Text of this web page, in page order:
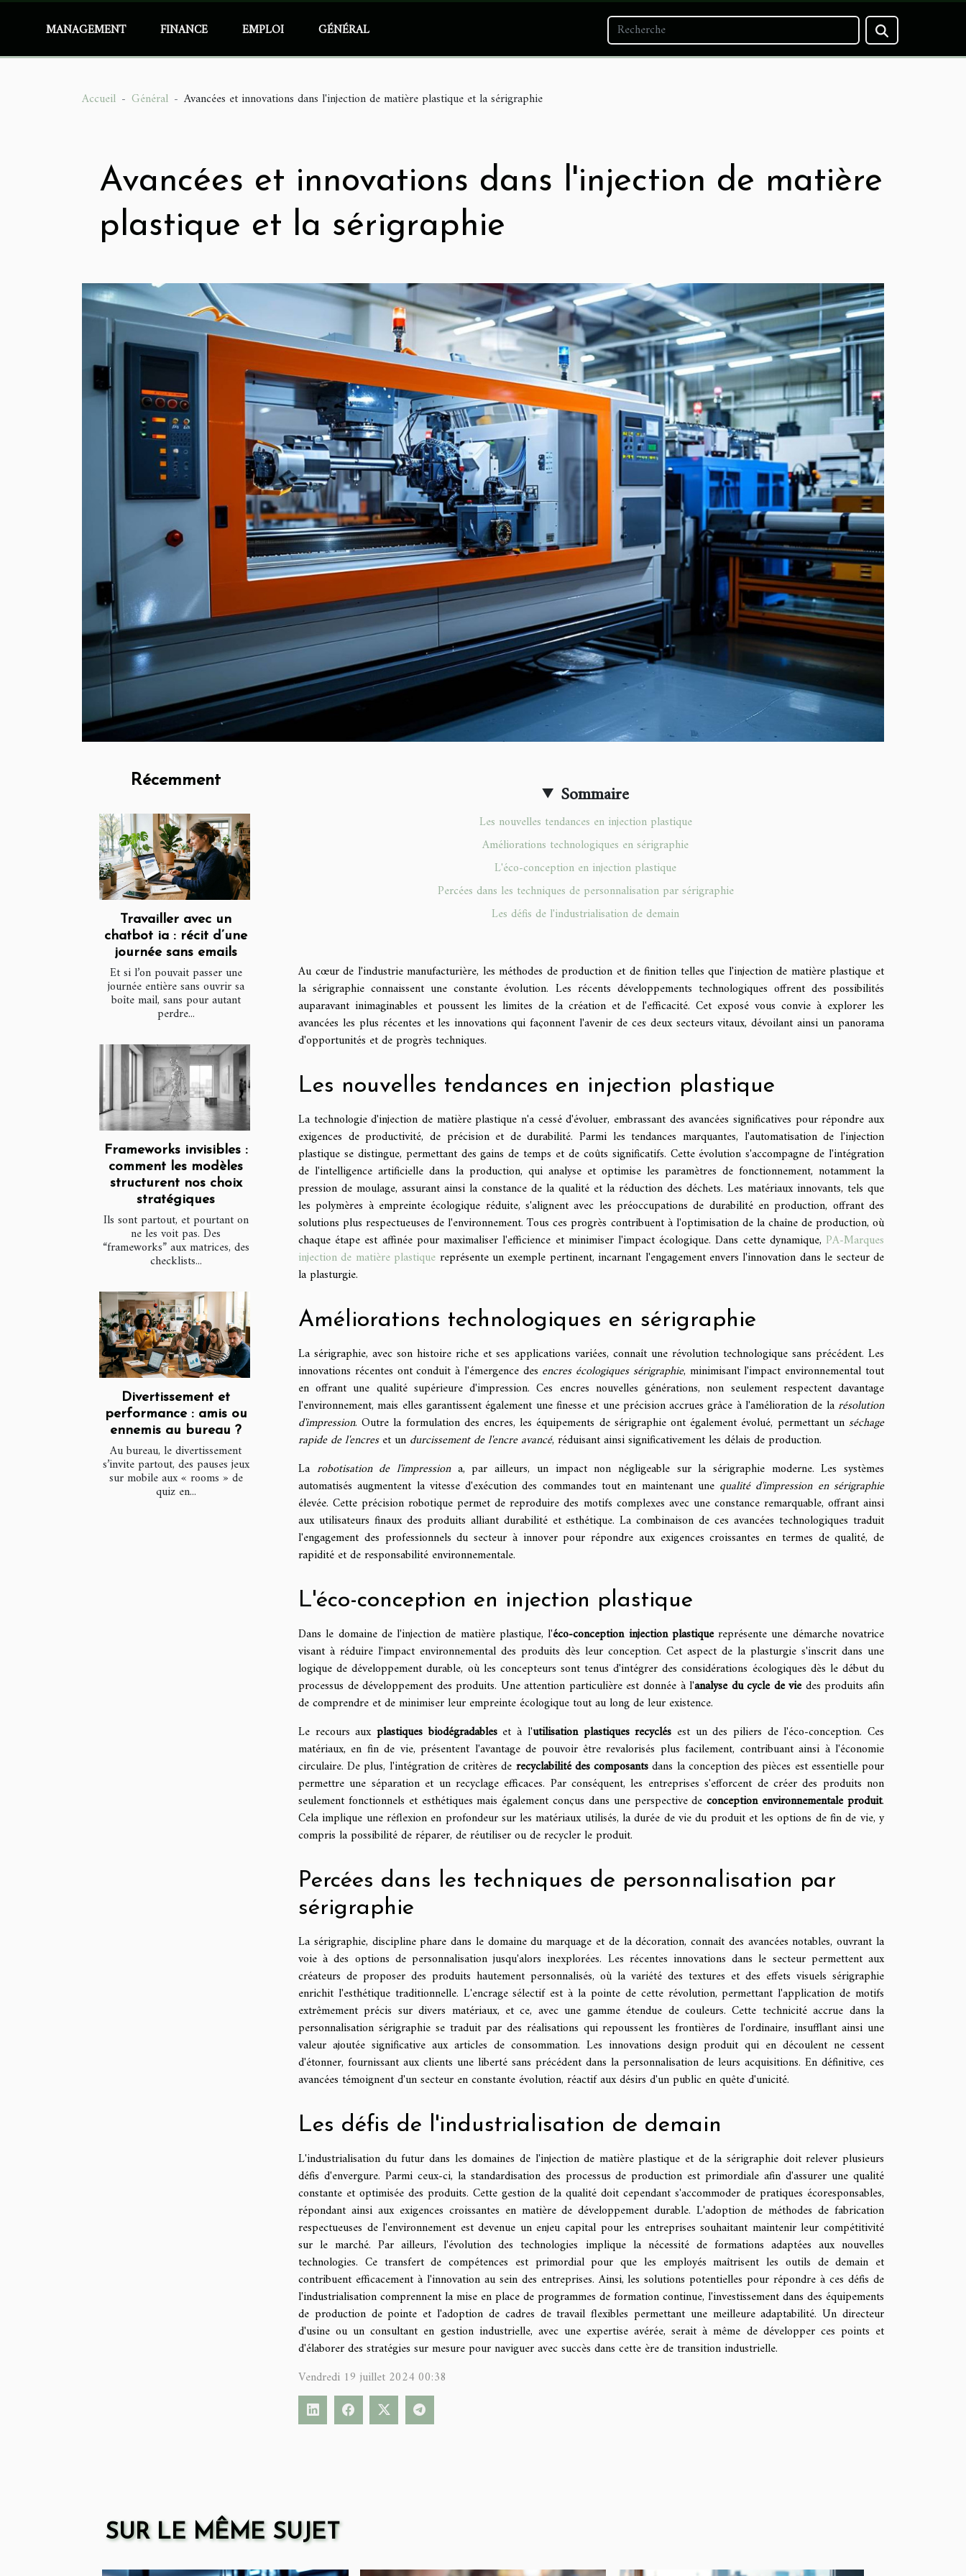
MANAGEMENT FINANCE EMPLOI GÉNÉRAL
Accueil Général Avancées et innovations dans l'injection de matière plastique et la sérigraphie
Avancées et innovations dans l'injection de matière
plastique et la sérigraphie
Récemment
Travailler avec un
chatbot ia : récit d’une
journée sans emails
Et si l’on pouvait passer une
journée entière sans ouvrir sa
boîte mail, sans pour autant
perdre...
Frameworks invisibles :
comment les modèles
structurent nos choix
stratégiques
Ils sont partout, et pourtant on
ne les voit pas. Des
“frameworks” aux matrices, des
checklists...
Divertissement et
performance : amis ou
ennemis au bureau ?
Au bureau, le divertissement
s’invite partout, des pauses jeux
sur mobile aux « rooms » de
quiz en...
Sommaire
Les nouvelles tendances en injection plastique
Améliorations technologiques en sérigraphie
L'éco-conception en injection plastique
Percées dans les techniques de personnalisation par sérigraphie
Les défis de l'industrialisation de demain
Au cœur de l'industrie manufacturière, les méthodes de production et de finition telles que l'injection de matière plastique et
la sérigraphie connaissent une constante évolution. Les récents développements technologiques offrent des possibilités
auparavant inimaginables et poussent les limites de la création et de l'efficacité. Cet exposé vous convie à explorer les
avancées les plus récentes et les innovations qui façonnent l'avenir de ces deux secteurs vitaux, dévoilant ainsi un panorama
d'opportunités et de progrès techniques.
Les nouvelles tendances en injection plastique
La technologie d'injection de matière plastique n'a cessé d'évoluer, embrassant des avancées significatives pour répondre aux
exigences de productivité, de précision et de durabilité. Parmi les tendances marquantes, l'automatisation de l'injection
plastique se distingue, permettant des gains de temps et de coûts significatifs. Cette évolution s'accompagne de l'intégration
de l'intelligence artificielle dans la production, qui analyse et optimise les paramètres de fonctionnement, notamment la
pression de moulage, assurant ainsi la constance de la qualité et la réduction des déchets. Les matériaux innovants, tels que
les polymères à empreinte écologique réduite, s'alignent avec les préoccupations de durabilité en production, offrant des
solutions plus respectueuses de l'environnement. Tous ces progrès contribuent à l'optimisation de la chaîne de production, où
chaque étape est affinée pour maximaliser l'efficience et minimiser l'impact écologique. Dans cette dynamique, PA-Marques
injection de matière plastique représente un exemple pertinent, incarnant l'engagement envers l'innovation dans le secteur de
la plasturgie.
Améliorations technologiques en sérigraphie
La sérigraphie, avec son histoire riche et ses applications variées, connaît une révolution technologique sans précédent. Les
innovations récentes ont conduit à l'émergence des encres écologiques sérigraphie, minimisant l'impact environnemental tout
en offrant une qualité supérieure d'impression. Ces encres nouvelles générations, non seulement respectent davantage
l'environnement, mais elles garantissent également une finesse et une précision accrues grâce à l'amélioration de larésolution
d'impression. Outre la formulation des encres, les équipements de sérigraphie ont également évolué, permettant un séchage
rapide de l'encreset un durcissement de l'encre avancé, réduisant ainsi significativement les délais de production.
La robotisation de l'impressiona, par ailleurs, un impact non négligeable sur la sérigraphie moderne. Les systèmes
automatisés augmentent la vitesse d'exécution des commandes tout en maintenant une qualité d'impression en sérigraphie
élevée. Cette précision robotique permet de reproduire des motifs complexes avec une constance remarquable, offrant ainsi
aux utilisateurs finaux des produits alliant durabilité et esthétique. La combinaison de ces avancées technologiques traduit
l'engagement des professionnels du secteur à innover pour répondre aux exigences croissantes en termes de qualité, de
rapidité et de responsabilité environnementale.
L'éco-conception en injection plastique
Dans le domaine de l'injection de matière plastique, l'éco-conception injection plastiquereprésente une démarche novatrice
visant à réduire l'impact environnemental des produits dès leur conception. Cet aspect de la plasturgie s'inscrit dans une
logique de développement durable, où les concepteurs sont tenus d'intégrer des considérations écologiques dès le début du
processus de développement des produits. Une attention particulière est donnée à l'analyse du cycle de viedes produits afin
de comprendre et de minimiser leur empreinte écologique tout au long de leur existence.
Le recours auxplastiques biodégradableset à l'utilisation plastiques recyclés est un des piliers de l'éco-conception. Ces
matériaux, en fin de vie, présentent l'avantage de pouvoir être revalorisés plus facilement, contribuant ainsi à l'économie
circulaire. De plus, l'intégration de critères de recyclabilité des composantsdans la conception des pièces est essentielle pour
permettre une séparation et un recyclage efficaces. Par conséquent, les entreprises s'efforcent de créer des produits non
seulement fonctionnels et esthétiques mais également conçus dans une perspective deconception environnementale produit.
Cela implique une réflexion en profondeur sur les matériaux utilisés, la durée de vie du produit et les options de fin de vie, y
compris la possibilité de réparer, de réutiliser ou de recycler le produit.
Percées dans les techniques de personnalisation par
sérigraphie
La sérigraphie, discipline phare dans le domaine du marquage et de la décoration, connaît des avancées notables, ouvrant la
voie à des options de personnalisation jusqu'alors inexplorées. Les récentes innovations dans le secteur permettent aux
créateurs de proposer des produits hautement personnalisés, où la variété des textures et des effets visuels sérigraphie
enrichit l'esthétique traditionnelle. L'encrage sélectif est à la pointe de cette révolution, permettant l'application de motifs
extrêmement précis sur divers matériaux, et ce, avec une gamme étendue de couleurs. Cette technicité accrue dans la
personnalisation sérigraphie se traduit par des réalisations qui repoussent les frontières de l'ordinaire, insufflant ainsi une
valeur ajoutée significative aux articles de consommation. Les innovations design produit qui en découlent ne cessent
d'étonner, fournissant aux clients une liberté sans précédent dans la personnalisation de leurs acquisitions. En définitive, ces
avancées témoignent d'un secteur en constante évolution, réactif aux désirs d'un public en quête d'unicité.
Les défis de l'industrialisation de demain
L'industrialisation du futur dans les domaines de l'injection de matière plastique et de la sérigraphie doit relever plusieurs
défis d'envergure. Parmi ceux-ci, la standardisation des processus de production est primordiale afin d'assurer une qualité
constante et optimisée des produits. Cette gestion de la qualité doit cependant s'accommoder de pratiques écoresponsables,
répondant ainsi aux exigences croissantes en matière de développement durable. L'adoption de méthodes de fabrication
respectueuses de l'environnement est devenue un enjeu capital pour les entreprises souhaitant maintenir leur compétitivité
sur le marché. Par ailleurs, l'évolution des technologies implique la nécessité de formations adaptées aux nouvelles
technologies. Ce transfert de compétences est primordial pour que les employés maîtrisent les outils de demain et
contribuent efficacement à l'innovation au sein des entreprises. Ainsi, les solutions potentielles pour répondre à ces défis de
l'industrialisation comprennent la mise en place de programmes de formation continue, l'investissement dans des équipements
de production de pointe et l'adoption de cadres de travail flexibles permettant une meilleure adaptabilité. Un directeur
d'usine ou un consultant en gestion industrielle, avec une expertise avérée, serait à même de développer ces points et
d'élaborer des stratégies sur mesure pour naviguer avec succès dans cette ère de transition industrielle.
Vendredi 19 juillet 2024 00:38
SUR LE MÊME SUJET